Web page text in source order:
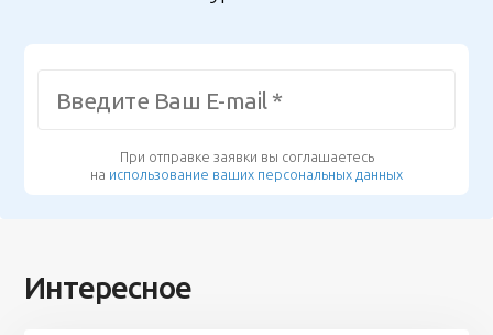
При отправке заявки вы соглашаетесь
на использование ваших персональных данных
Интересное